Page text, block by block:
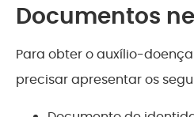
Documentos
Para obter o auxílio-
precisar apresentar os